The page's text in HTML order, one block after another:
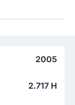
2005
2.717 H